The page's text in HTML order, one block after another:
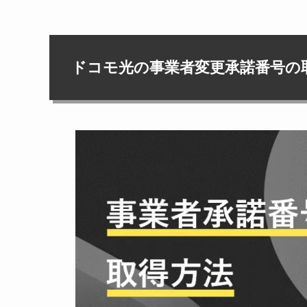
ドコモ光の事業者変更承諾番号の